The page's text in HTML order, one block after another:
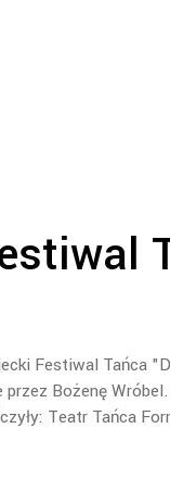
Festiwal Tańca
Bożenę
Teatr Tańca